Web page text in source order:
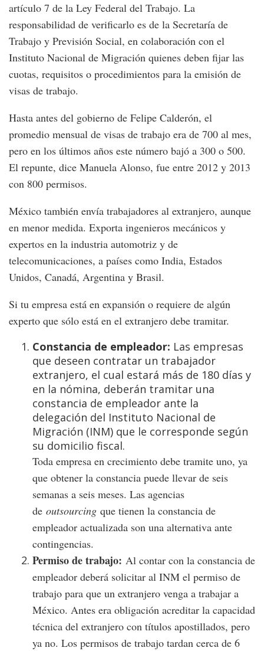
artículo 7 de la Ley Federal del Trabajo. La
responsabilidad de verificarlo es de la Secretaría de
Trabajo y Previsión Social, en colaboración con el
Instituto Nacional de Migración quienes deben fijar las
cuotas, requisitos o procedimientos para la emisión de
visas de trabajo.
Hasta antes del gobierno de Felipe Calderón, el
promedio mensual de visas de trabajo era de 700 al mes,
pero en los últimos años este número bajó a 300 o 500.
El repunte, dice Manuela Alonso, fue entre 2012 y 2013
con 800 permisos.
México también envía trabajadores al extranjero, aunque
en menor medida. Exporta ingenieros mecánicos y
expertos en la industria automotriz y de
telecomunicaciones, a países como India, Estados
Unidos, Canadá, Argentina y Brasil.
Si tu empresa está en expansión o requiere de algún
experto que sólo está en el extranjero debe tramitar.
Constancia de empleador: Las empresas
que deseen contratar un trabajador
extranjero, el cual estará más de 180 días y
en la nómina, deberán tramitar una
constancia de empleador ante la
delegación del Instituto Nacional de
Migración (INM) que le corresponde según
su domicilio fiscal.
Toda empresa en crecimiento debe tramite uno, ya
que obtener la constancia puede llevar de seis
semanas a seis meses. Las agencias
de outsourcing que tienen la constancia de
empleador actualizada son una alternativa ante
contingencias.
Permiso de trabajo: Al contar con la constancia de
empleador deberá solicitar al INM el permiso de
trabajo para que un extranjero venga a trabajar a
México. Antes era obligación acreditar la capacidad
técnica del extranjero con títulos apostillados, pero
ya no. Los permisos de trabajo tardan cerca de 6